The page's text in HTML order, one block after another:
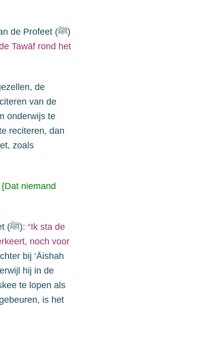
de Profeet (ﷺ)
Tawāf rond het
de
van de
onderwijs te
reciteren, dan
, zoals
{Dat niemand
(ﷺ): “Ik sta de
, noch voor
bij ‘Āishah
hij in de
te lopen als
is het